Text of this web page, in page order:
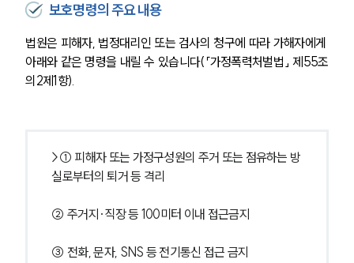
보호명령의 주요 내용
법원은 피해자, 법정대리인 또는 검사의 청구에 따라 가해자에게
아래와 같은 명령을 내릴 수 있습니다(「가정폭력처벌법」 제55조
의2제1항).
>① 피해자 또는 가정구성원의 주거 또는 점유하는 방
실로부터의 퇴거 등 격리
② 주거지·직장 등 100미터 이내 접근금지
③ 전화, 문자, SNS 등 전기통신 접근 금지